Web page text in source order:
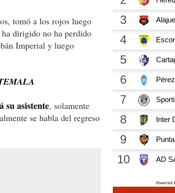
tomó a los rojos luego
dirigido no ha perdido
Imperial y luego
su asistente, solamente
se habla del regreso